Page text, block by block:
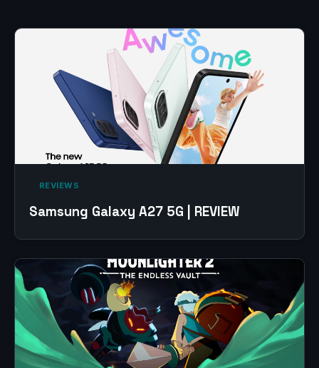
‎ REVIEWS‎
Samsung Galaxy A27 5G | REVIEW